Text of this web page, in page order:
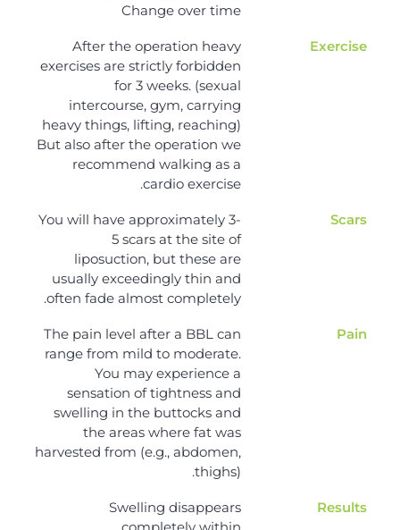
Change over time
Exercise
After the operation heavy
exercises are strictly forbidden
for 3 weeks. (sexual
intercourse, gym, carrying
heavy things, lifting, reaching)
But also after the operation we
recommend walking as a
cardio exercise.
Scars
You will have approximately 3-
5 scars at the site of
liposuction, but these are
usually exceedingly thin and
often fade almost completely.
Pain
The pain level after a BBL can
range from mild to moderate.
You may experience a
sensation of tightness and
swelling in the buttocks and
the areas where fat was
harvested from (e.g., abdomen,
thighs).
Results
Swelling disappears